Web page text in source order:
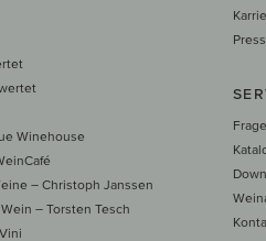
Winehouse
– Christoph Janssen
– Torsten Tesch